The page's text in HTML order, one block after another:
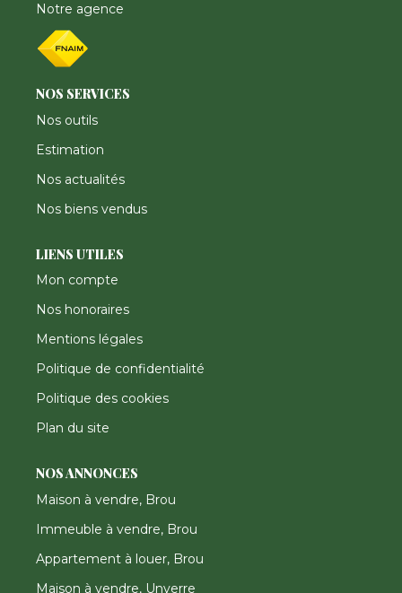
Notre agence
NOS SERVICES
Nos outils
Estimation
Nos actualités
Nos biens vendus
LIENS UTILES
Mon compte
Nos honoraires
Mentions légales
Politique de confidentialité
Politique des cookies
Plan du site
NOS ANNONCES
Maison à vendre, Brou
Immeuble à vendre, Brou
Appartement à louer, Brou
Maison à vendre, Unverre